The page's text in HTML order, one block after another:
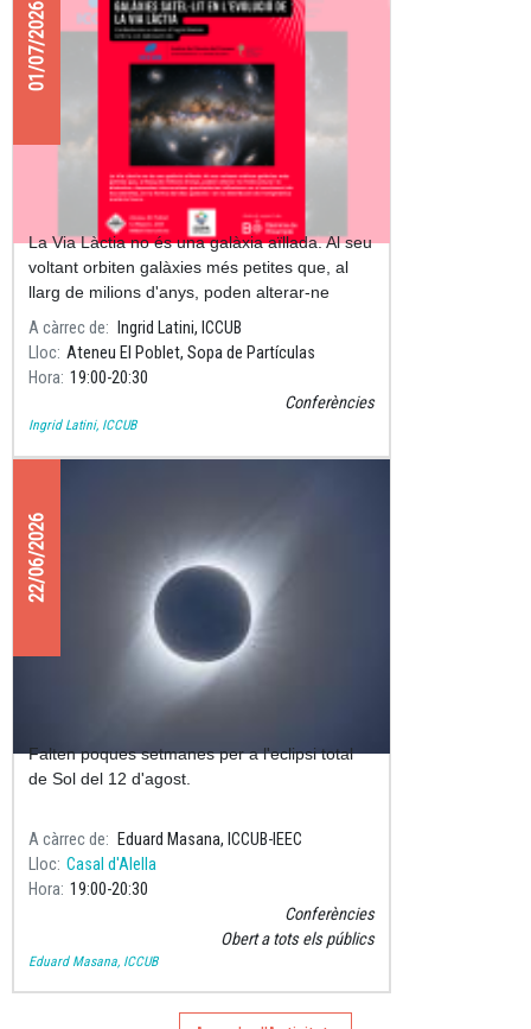
01/07/2026
Ball de galàxies: l'impacte de les
galàxies satèl·lit en l'evolució de la
Via Làctia
La Via Làctia no és una galàxia aïllada. Al seu
voltant orbiten galàxies més petites que, al
llarg de milions d'anys, poden alterar-ne
l'estructura i la dinàmica.
A càrrec de
Ingrid Latini, ICCUB
Lloc Ateneu El Poblet, Sopa de Partículas
Hora 19:00 20:30
Conferències
Ingrid Latini, ICCUB
22/06/2026
Preparats per l'eclipsi total de Sol?
Falten poques setmanes per a l'eclipsi total
de Sol del 12 d'agost.
A càrrec de
Eduard Masana, ICCUB-IEEC
Lloc Casal d'Alella
Hora 19:00 20:30
Conferències
Obert a tots els públics
Eduard Masana, ICCUB